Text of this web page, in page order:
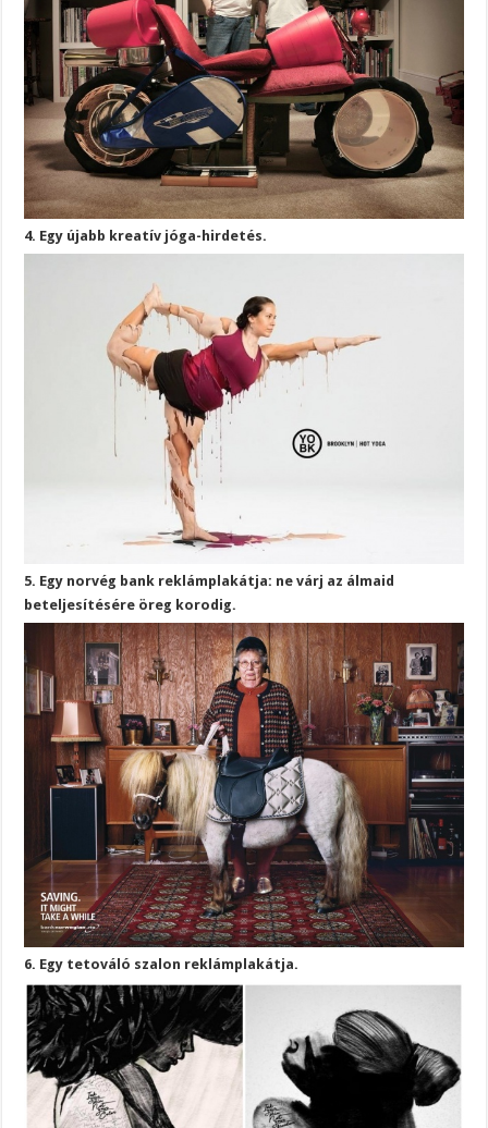
4. Egy újabb kreatív jóga-hirdetés.
5. Egy norvég bank reklámplakátja: ne várj az álmaid
beteljesítésére öreg korodig.
6. Egy tetováló szalon reklámplakátja.